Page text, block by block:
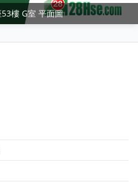
樓 G室 平面圖